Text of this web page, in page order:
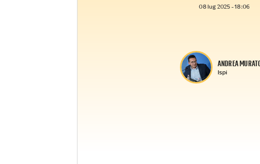
08 lug 2025 - 18:06
ANDREA
Ispi